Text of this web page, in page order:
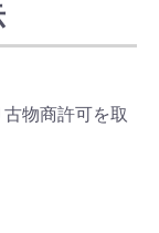
物商許可を取